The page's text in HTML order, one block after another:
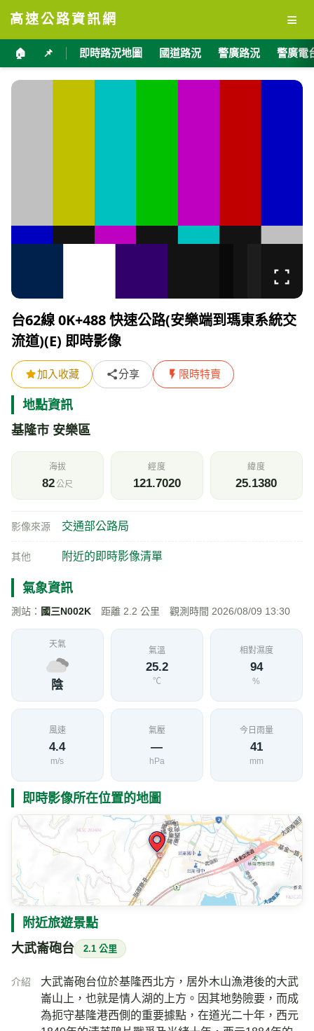
高速公路資訊網 ≡
🏠 📌 即時路況地圖 國道路況 警廣路況 警廣電
台62線 0K+488 快速公路(安樂端到瑪東系統交
流道)(E) 即時影像
加入收藏 分享 限時特賣
地點資訊
基隆市 安樂區
海拔
82公尺
經度
121.7020
緯度
25.1380
影像來源 交通部公路局
其他 附近的即時影像清單
氣象資訊
測站： 國三N002K 距離 2.2 公里 觀測時間 2026/08/09 13:30
天氣
陰
氣溫
25.2
℃
相對濕度
94
%
風速
4.4
m/s
氣壓
—
hPa
今日雨量
41
mm
即時影像所在位置的地圖
附近旅遊景點
大武崙砲台 2.1 公里
介紹
大武崙砲台位於基隆西北方，居外木山漁港後的大武
崙山上，也就是情人湖的上方。因其地勢險要，而成
為扼守基隆港西側的重要據點，在道光二十年，西元